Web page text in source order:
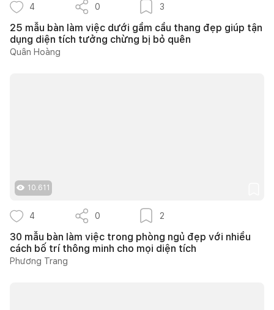
4 0 3
25 mẫu bàn làm việc dưới gầm cầu thang đẹp giúp tận
dụng diện tích tưởng chừng bị bỏ quên
Quân Hoàng
10.611
4 0 2
30 mẫu bàn làm việc trong phòng ngủ đẹp với nhiều
cách bố trí thông minh cho mọi diện tích
Phương Trang